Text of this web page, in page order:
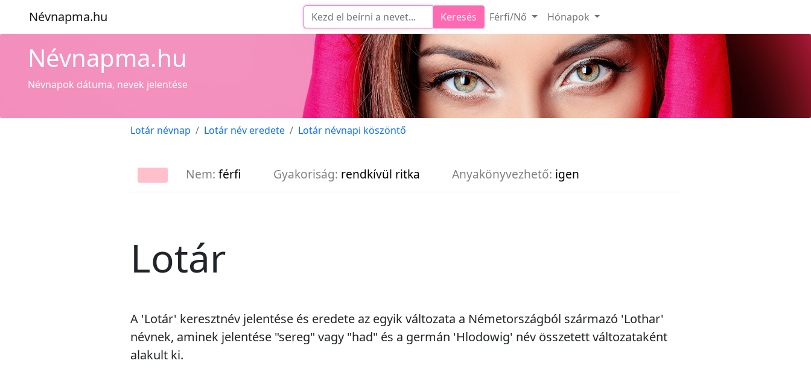
Névnapma.hu Keresés Férfi/Nő Hónapok
Névnapma.hu
Névnapok dátuma, nevek jelentése
Lotár névnap Lotár név eredete Lotár névnapi köszöntő
Nem: férfi Gyakoriság: rendkívül ritka Anyakönyvezhető: igen
Lotár
A 'Lotár' keresztnév jelentése és eredete az egyik változata a Németországból származó 'Lothar'
névnek, aminek jelentése "sereg" vagy "had" és a germán 'Hlodowig' név összetett változataként
alakult ki.